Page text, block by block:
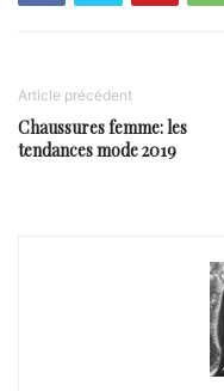
Article précédent
Chaussures femme: les
tendances mode 2019